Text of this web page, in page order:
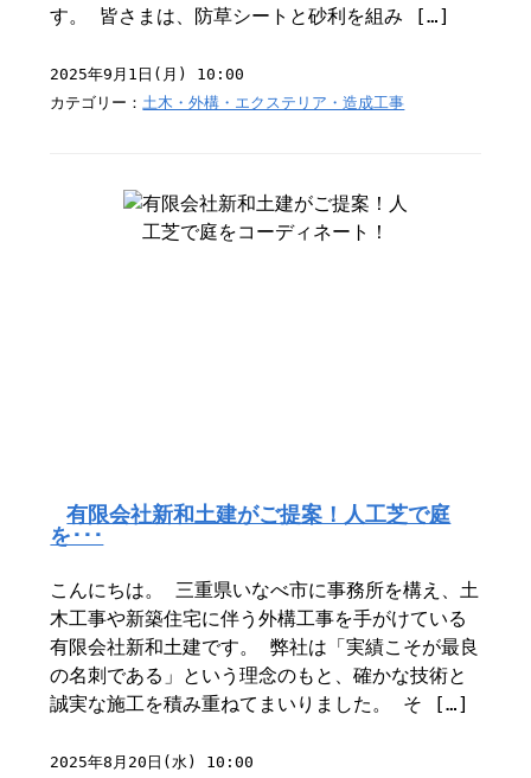
す。 皆さまは、防草シートと砂利を組み […]
2025年9月1日(月) 10:00
カテゴリー：土木・外構・エクステリア・造成工事
有限会社新和土建がご提案！人工芝で庭
を･･･
こんにちは。 三重県いなべ市に事務所を構え、土
木工事や新築住宅に伴う外構工事を手がけている
有限会社新和土建です。 弊社は「実績こそが最良
の名刺である」という理念のもと、確かな技術と
誠実な施工を積み重ねてまいりました。 そ […]
2025年8月20日(水) 10:00